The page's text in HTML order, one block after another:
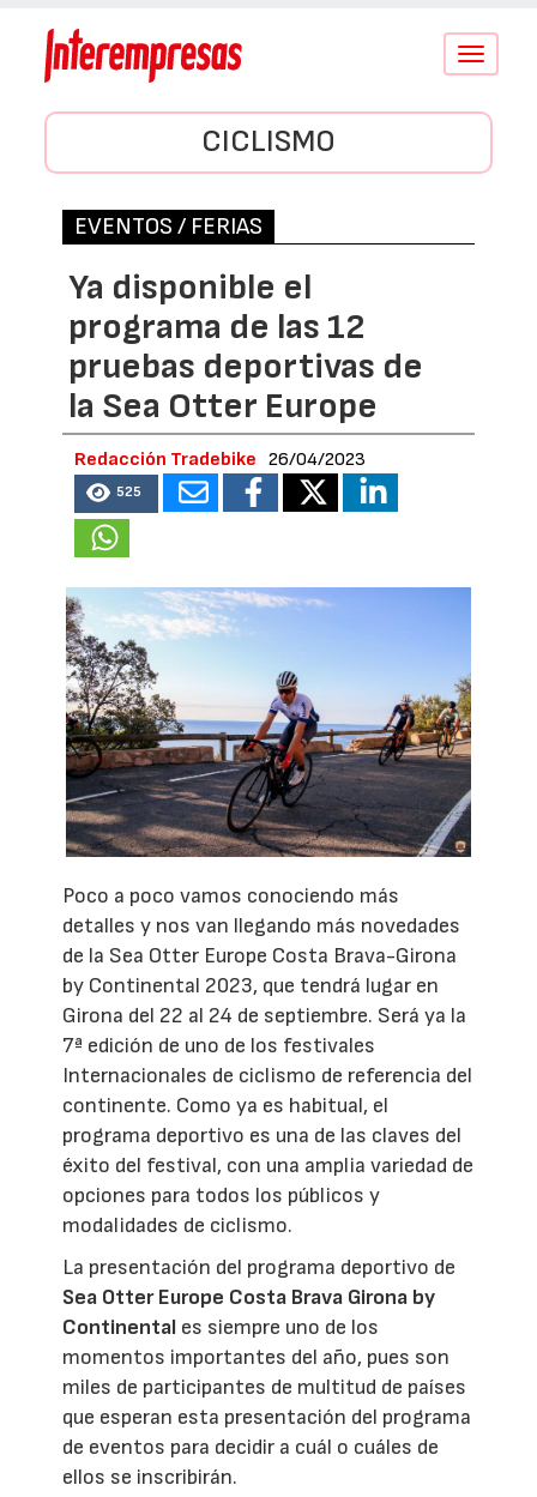
Conmutar
CICLISMO
EVENTOS / FERIAS
Ya disponible el
programa de las 12
pruebas deportivas de
la Sea Otter Europe
Redacción Tradebike 26/04/2023
525
Poco a poco vamos conociendo más
detalles y nos van llegando más novedades
de la Sea Otter Europe Costa Brava-Girona
by Continental 2023, que tendrá lugar en
Girona del 22 al 24 de septiembre. Será ya la
7ª edición de uno de los festivales
Internacionales de ciclismo de referencia del
continente. Como ya es habitual, el
programa deportivo es una de las claves del
éxito del festival, con una amplia variedad de
opciones para todos los públicos y
modalidades de ciclismo.
La presentación del programa deportivo de
Sea Otter Europe Costa Brava Girona by
Continental es siempre uno de los
momentos importantes del año, pues son
miles de participantes de multitud de países
que esperan esta presentación del programa
de eventos para decidir a cuál o cuáles de
ellos se inscribirán.